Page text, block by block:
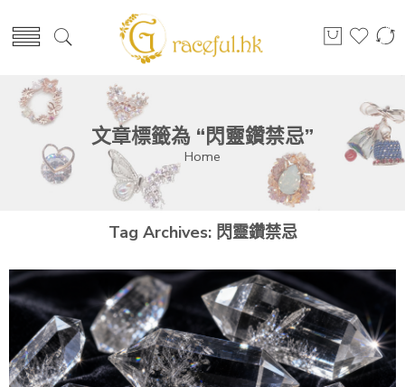
文章標籤為 “閃靈鑽禁忌”
Home
Tag Archives: 閃靈鑽禁忌